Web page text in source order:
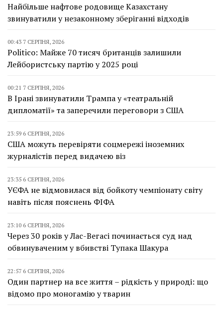
Найбільше нафтове родовище Казахстану
звинуватили у незаконному зберіганні відходів
00:43 7 СЕРПНЯ, 2026
Politico: Майже 70 тисяч британців залишили
Лейбористську партію у 2025 році
00:21 7 СЕРПНЯ, 2026
В Ірані звинуватили Трампа у «театральній
дипломатії» та заперечили переговори з США
23:59 6 СЕРПНЯ, 2026
США можуть перевіряти соцмережі іноземних
журналістів перед видачею віз
23:35 6 СЕРПНЯ, 2026
УЄФА не відмовилася від бойкоту чемпіонату світу
навіть після пояснень ФІФА
23:10 6 СЕРПНЯ, 2026
Через 30 років у Лас-Вегасі починається суд над
обвинуваченим у вбивстві Тупака Шакура
22:57 6 СЕРПНЯ, 2026
Один партнер на все життя – рідкість у природі: що
відомо про моногамію у тварин